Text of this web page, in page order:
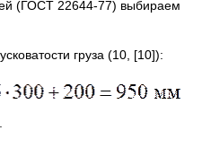
(ГОСТ 22644-77) выбираем
груза (10, [10]):